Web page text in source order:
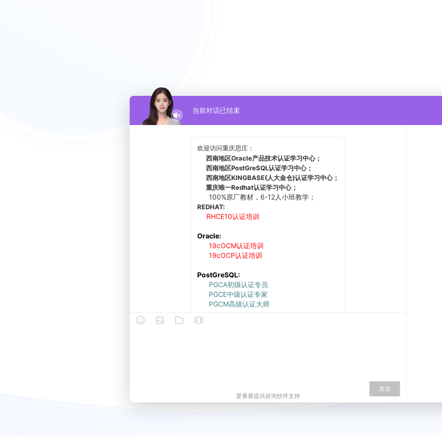
当前对话已结束
欢迎访问重庆思庄：
西南地区Oracle产品技术认证学习中心；
西南地区PostGreSQL认证学习中心；
西南地区KINGBASE(人大金仓)认证学习中心；
重庆唯一Redhat认证学习中心；
100%原厂教材，6-12人小班教学；
REDHAT:
RHCE10认证培训
Oracle:
19cOCM认证培训
19cOCP认证培训
PostGreSQL:
PGCA初级认证专员
PGCE中级认证专家
PGCM高级认证大师
人大金仓
发送